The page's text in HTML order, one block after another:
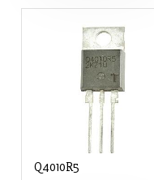
Q4010R5